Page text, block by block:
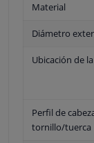
Material
Diámetro
Ubicación de
Perfil de
tornillo/tuerca